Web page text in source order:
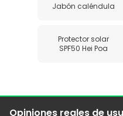
Jabón caléndula
Protector solar
SPF50 Hei Poa
Opiniones reales de